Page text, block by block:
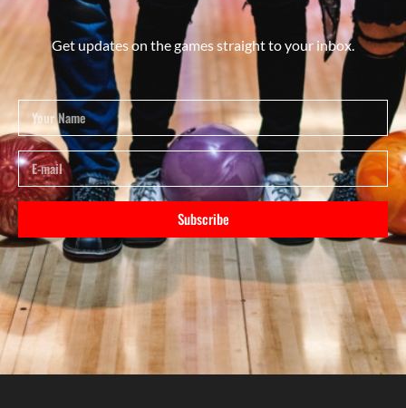
Get updates on the games straight to your inbox.
Subscribe